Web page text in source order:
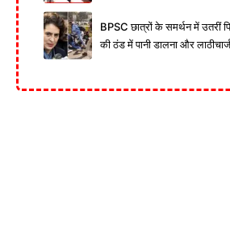
BPSC छात्रों के समर्थन में उतरीं
की ठंड में पानी डालना और